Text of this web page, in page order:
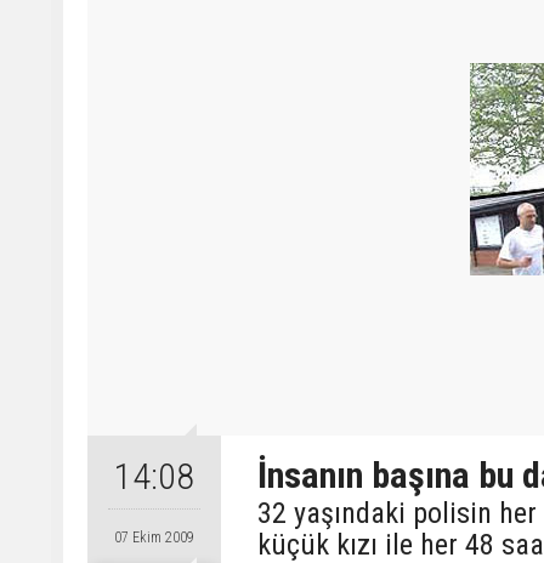
14:08
07 Ekim 2009
İnsanın başına bu
32 yaşındaki polisin
küçük kızı ile her 48